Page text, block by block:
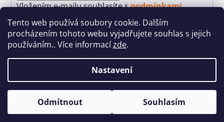
Tento web používá soubory cookie. Dalším
procházením tohoto webu vyjadřujete souhlas s jejich
používáním.. Více informacízde.
Nastavení
Odmítnout Souhlasím
Vložením e-mailu souhlasíte spodmínkami
ochrany osobních údajů
PŘIHLÁSIT SE
Vytvořil Shoptet&Betechnik
Copyright 2026
. Všechna práva
vyhrazena.